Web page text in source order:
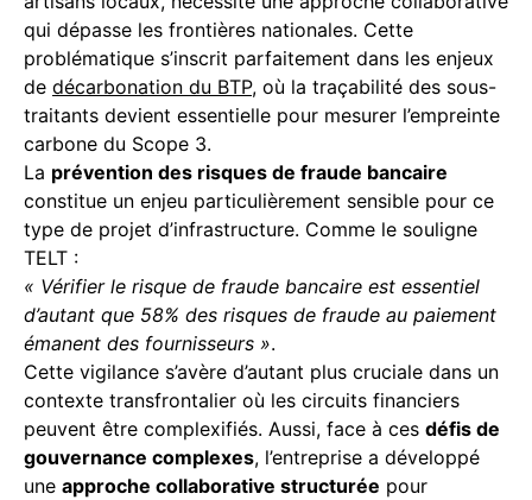
qui dépasse les frontières nationales. Cette
problématique s’inscrit parfaitement dans les enjeux
de décarbonation du BTP, où la traçabilité des sous-
traitants devient essentielle pour mesurer l’empreinte
carbone du Scope 3.
La prévention des risques de fraude bancaire
constitue un enjeu particulièrement sensible pour ce
type de projet d’infrastructure. Comme le souligne
TELT :
« Vérifier le risque de fraude bancaire est essentiel
d’autant que 58% des risques de fraude au paiement
émanent des fournisseurs ».
Cette vigilance s’avère d’autant plus cruciale dans un
contexte transfrontalier où les circuits financiers
peuvent être complexifiés. Aussi, face à ces défis de
gouvernance complexes, l’entreprise a développé
une approche collaborative structurée pour